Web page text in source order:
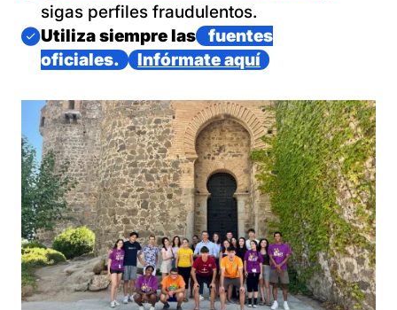
sigas perfiles fraudulentos.
Imagen
Utiliza siempre las
fuentes
oficiales.
Infórmate aquí